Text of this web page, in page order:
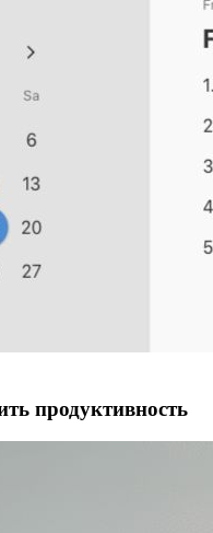
продуктивность